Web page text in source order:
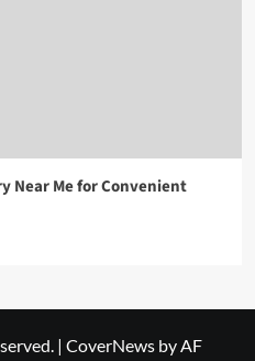
Near Me for Convenient
| CoverNews by AF